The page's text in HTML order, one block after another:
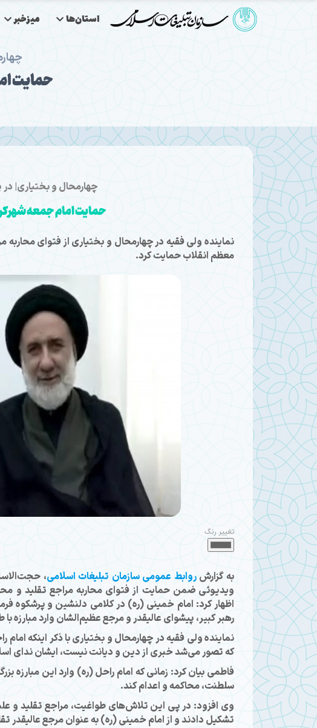
استان‌ها میزخبر
حمایت
چهارمحال و بختیاری|
حمایت امام جمعه
نماینده ولی فقیه در چهارمحال و بختیاری از فتوای
معظم انقلاب حمایت کرد.
تغییر رنگ
به گزارشروابط عمومی سازمان تبلیغات اسلامی،
ویدیوئی ضمن حمایت از فتوای محاربه مراجع تقلید و
اظهار کرد: امام خمینی (ره) در کلامی دلنشین و پرشکوه
رهبر کبیر، پیشوای عالیقدر و مرجع عظیم‌الشان وارد مبارزه با
نماینده ولی فقیه در چهارمحال و بختیاری با ذکر اینکه امام
که تصور می‌شد خبری از دین و دیانت نیست، ایشان ندای
فاطمی بیان کرد: زمانی که امام راحل (ره) وارد این مبارزه
سلطنت، محاکمه و اعدام کند.
وی افزود: در پی این تلاش‌های طواغیت، مراجع تقلید و
تشکیل دادند و از امام خمینی (ره) به عنوان مرجع عالیقدر